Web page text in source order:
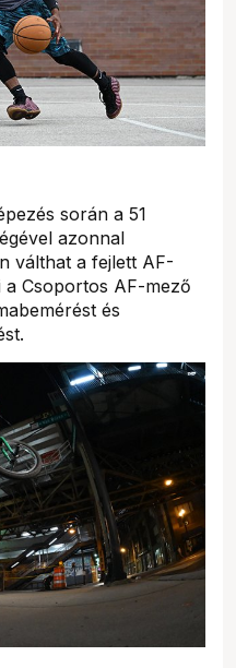
során a 51
azonnal
válthat a fejlett AF-
Csoportos AF-mező
és